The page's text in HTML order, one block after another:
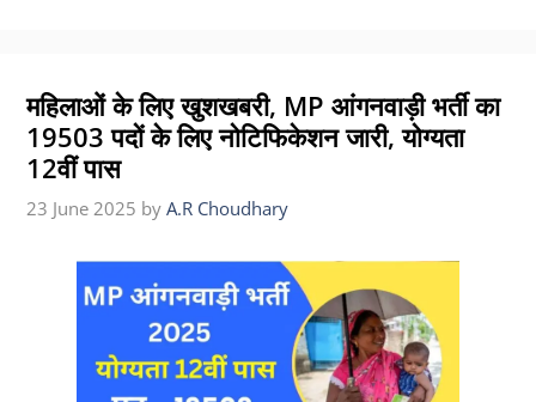
महिलाओं के लिए खुशखबरी, MP आंगनवाड़ी भर्ती का
19503 पदों के लिए नोटिफिकेशन जारी, योग्यता
12वीं पास
23 June 2025 by A.R Choudhary